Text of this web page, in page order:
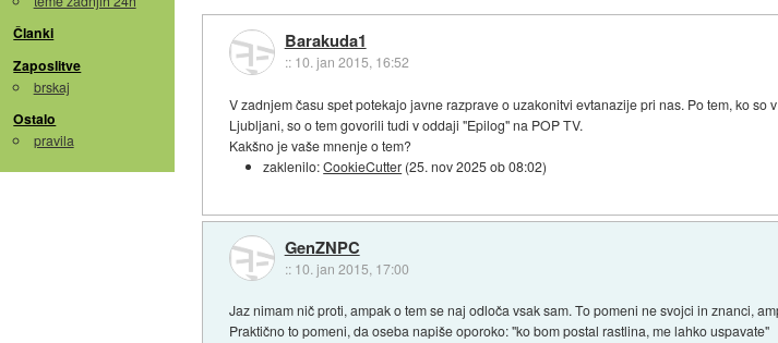
Članki
Zaposlitve
brskaj
Ostalo
pravila
Barakuda1
:: 10. jan 2015, 16:52
V zadnjem času spet potekajo javne razprave o uzakonitvi evtanazije pri nas. Po tem, ko
Ljubljani, so o tem govorili tudi v oddaji "Epilog" na POP TV.
Kakšno je vaše mnenje o tem?
zaklenilo:CookieCutter (25. nov 2025 ob 08:02)
GenZNPC
:: 10. jan 2015, 17:00
Jaz nimam nič proti, ampak o tem se naj odloča vsak sam. To pomeni ne svojci in znanci,
Praktično to pomeni, da oseba napiše oporoko: "ko bom postal rastlina, me lahko uspavate"